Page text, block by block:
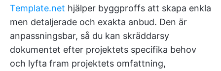
Template.net hjälper byggproffs att skapa enkla
men detaljerade och exakta anbud. Den är
anpassningsbar, så du kan skräddarsy
dokumentet efter projektets specifika behov
och lyfta fram projektets omfattning,